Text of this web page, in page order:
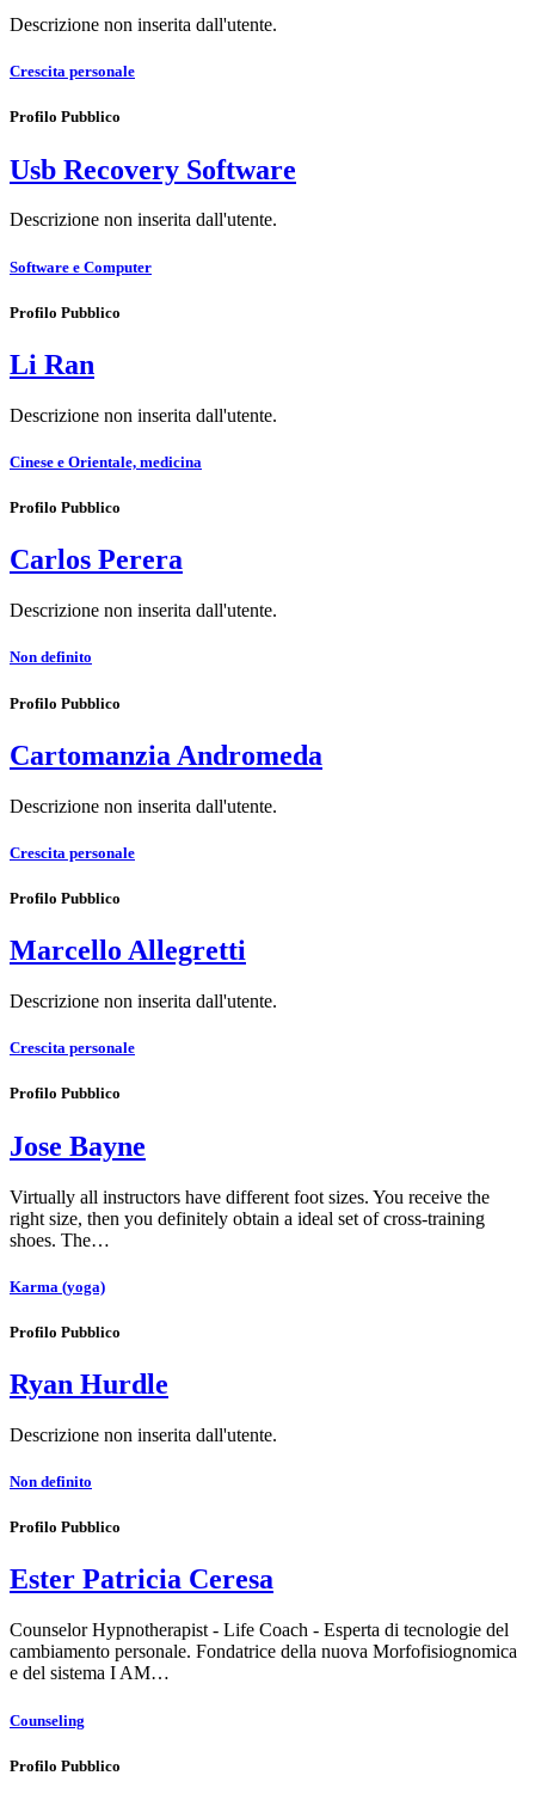
Descrizione non inserita dall'utente.
Crescita personale
Profilo Pubblico
Usb Recovery Software
Descrizione non inserita dall'utente.
Software e Computer
Profilo Pubblico
Li Ran
Descrizione non inserita dall'utente.
Cinese e Orientale, medicina
Profilo Pubblico
Carlos Perera
Descrizione non inserita dall'utente.
Non definito
Profilo Pubblico
Cartomanzia Andromeda
Descrizione non inserita dall'utente.
Crescita personale
Profilo Pubblico
Marcello Allegretti
Descrizione non inserita dall'utente.
Crescita personale
Profilo Pubblico
Jose Bayne
Virtually all instructors have different foot sizes. You receive the
right size, then you definitely obtain a ideal set of cross-training
shoes. The…
Karma (yoga)
Profilo Pubblico
Ryan Hurdle
Descrizione non inserita dall'utente.
Non definito
Profilo Pubblico
Ester Patricia Ceresa
Counselor Hypnotherapist - Life Coach - Esperta di tecnologie del
cambiamento personale. Fondatrice della nuova Morfofisiognomica
e del sistema I AM…
Counseling
Profilo Pubblico